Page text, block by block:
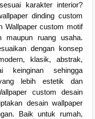
karakter interior?
dinding custom
Wallpaper custom motif
maupun ruang usaha.
dengan konsep
klasik, abstrak,
keinginan sehingga
lebih estetik dan
custom desain
desain wallpaper
Baik untuk rumah,